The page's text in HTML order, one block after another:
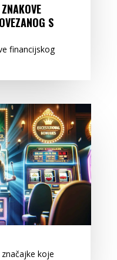
S
financijskog
koje